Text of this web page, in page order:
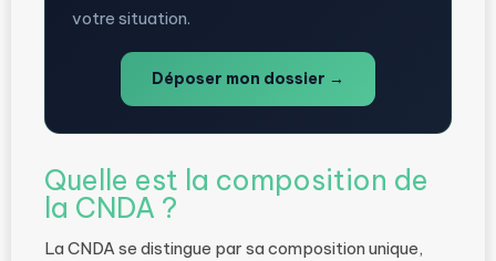
votre situation.
Déposer mon dossier →
Quelle est la composition de
la CNDA ?
La CNDA se distingue par sa composition unique,